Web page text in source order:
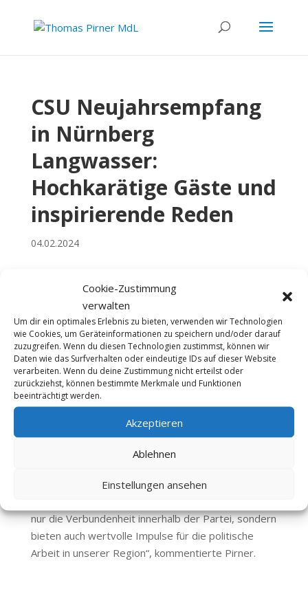
Cookie-Zustimmung
verwalten
Um dir ein optimales Erlebnis zu bieten, verwenden wir Technologien
wie Cookies, um Geräteinformationen zu speichern und/oder darauf
zuzugreifen. Wenn du diesen Technologien zustimmst, können wir
Daten wie das Surfverhalten oder eindeutige IDs auf dieser Website
verarbeiten. Wenn du deine Zustimmung nicht erteilst oder
zurückziehst, können bestimmte Merkmale und Funktionen
beeinträchtigt werden.
Akzeptieren
Ablehnen
Einstellungen ansehen
CSU Neujahrsempfang
in Nürnberg
Langwasser:
Hochkarätige Gäste und
inspirierende Reden
04.02.2024
Beim Neujahrsempfang des CSU Ortsverbands
Nürnberg Langwasser wurde eine hochkarätige
Veranstaltung geboten, bei der der bayerische
Ministerpräsident Dr. Markus Söder als Gastredner
auftrat. Der Abend war nicht nur gut besucht,
Landtagsabgeordneter für Nürnberg-Nord,
bedankte sich herzlich bei Anatoli Djanatliev für die
eine Ehre, an diesem herausragenden Event
nur die Verbundenheit innerhalb der Partei, sondern
bieten auch wertvolle Impulse für die politische
Arbeit in unserer Region“, kommentierte Pirner.